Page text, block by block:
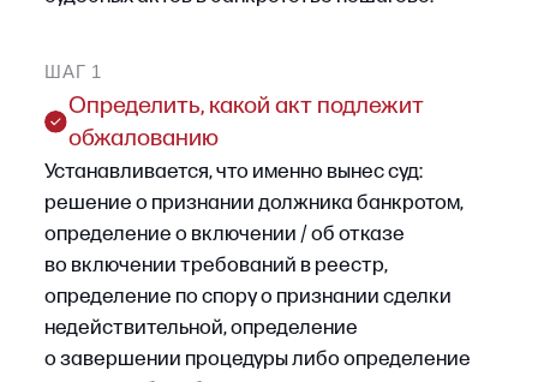
жалобы
исследованию в заседании, и документы,
Подпишитесь
Получайте последние новости
об изменениях в российском
законодательстве